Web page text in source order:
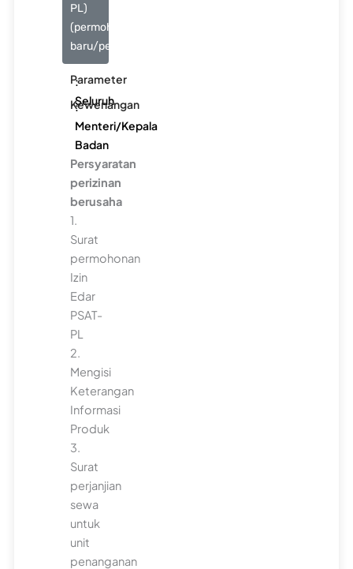
PL)
(permohonan
baru/perpanjangan)
Parameter
:
Seluruh
Kewenangan
:
Menteri/Kepala
Badan
Persyaratan
perizinan
berusaha
1.
Surat
permohonan
Izin
Edar
PSAT-
PL
2.
Mengisi
Keterangan
Informasi
Produk
3.
Surat
perjanjian
sewa
untuk
unit
penanganan